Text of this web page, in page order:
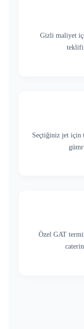
Gizli maliyet
Seçtiğiniz jet için
Özel GAT